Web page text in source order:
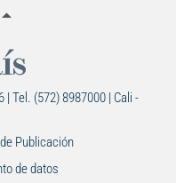
Tel. (572) 8987000 | Cali -
Publicación
de datos